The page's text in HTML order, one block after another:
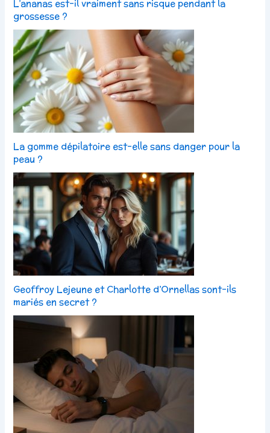
L’ananas est-il vraiment sans risque pendant la
grossesse ?
La gomme dépilatoire est-elle sans danger pour la
peau ?
Geoffroy Lejeune et Charlotte d’Ornellas sont-ils
mariés en secret ?